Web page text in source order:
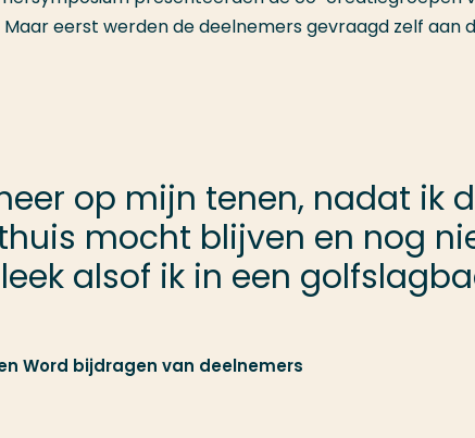
eerst werden de deelnemers gevraagd zelf aan
op mijn tenen, nadat ik
mocht blijven en nog
leek alsof ik in een
Word bijdragen van deelnemers